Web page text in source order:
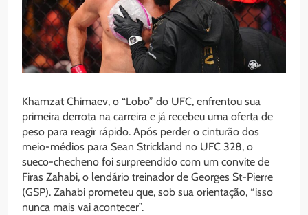
Khamzat Chimaev, o “Lobo” do UFC, enfrentou sua
primeira derrota na carreira e já recebeu uma oferta de
peso para reagir rápido. Após perder o cinturão dos
meio-médios para Sean Strickland no UFC 328, o
sueco-checheno foi surpreendido com um convite de
Firas Zahabi, o lendário treinador de Georges St-Pierre
(GSP). Zahabi prometeu que, sob sua orientação, “isso
nunca mais vai acontecer”.